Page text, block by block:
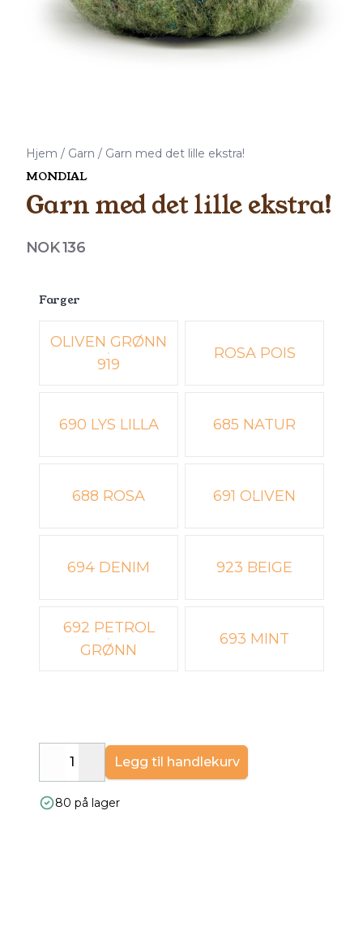
Hjem / Garn / Garn med det lille ekstra!
MONDIAL
Garn med det lille ekstra!
Produktdetaljer
NOK 136
Farger
Velg en Farger
OLIVEN GRØNN
919
ROSA POIS
690 LYS LILLA 685 NATUR
688 ROSA 691 OLIVEN
694 DENIM 923 BEIGE
692 PETROL
GRØNN
693 MINT
DecreaseIncrease
Legg til handlekurv
80 på lager